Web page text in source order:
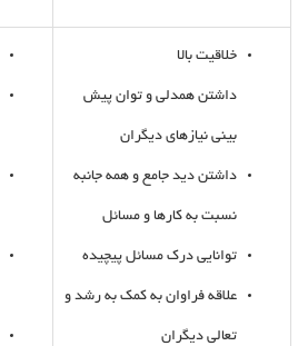
خلاقیت بالا
داشتن همدلی و توان پیش
بینی نیازهای دیگران
داشتن دید جامع و همه جانبه
نسبت به کارها و مسائل
توانایی درک مسائل پیچیده
علاقه فراوان به کمک به رشد و
تعالی دیگران